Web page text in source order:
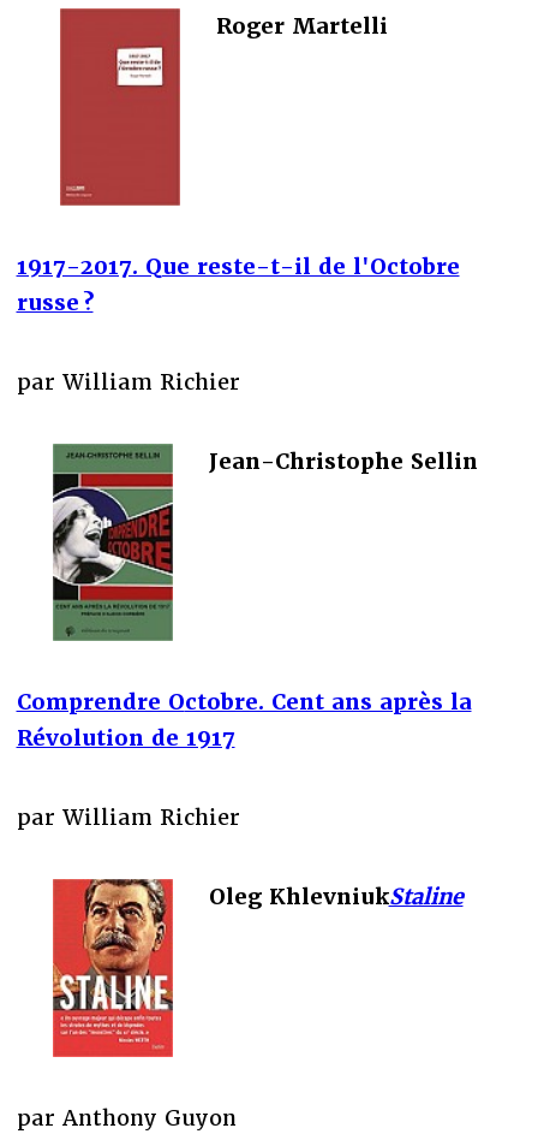
Roger Martelli
1917-2017. Que reste-t-il de l'Octobre
russe ?
par William Richier
Jean-Christophe Sellin
Comprendre Octobre. Cent ans après la
Révolution de 1917
par William Richier
Oleg KhlevniukStaline
par Anthony Guyon